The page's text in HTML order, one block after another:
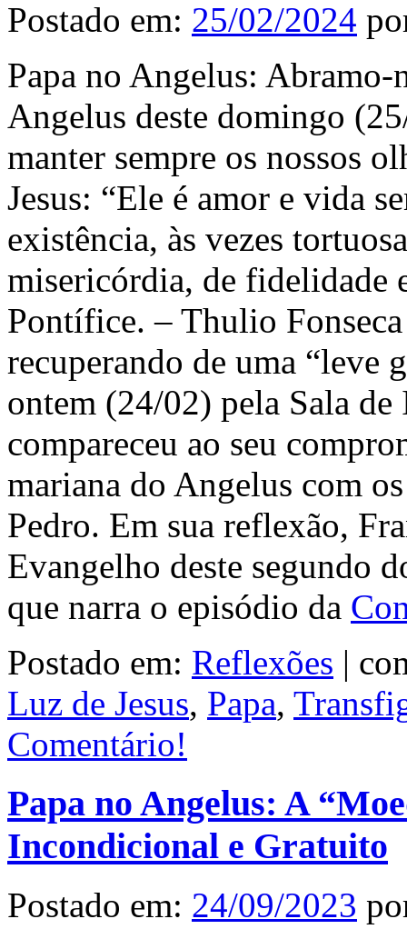
Postado em: 25/02/2024
Papa no Angelus: Abramo-
Angelus deste domingo
manter sempre os nossos
Jesus: “Ele é amor e vida
existência, às vezes
misericórdia, de fidelidade
Pontífice. – Thulio
recuperando de uma “leve
ontem (24/02) pela Sala
compareceu ao seu
mariana do Angelus com
Pedro. Em sua reflexão,
Evangelho deste segundo
que narra o episódio da
Postado em: Reflexões |
Luz de Jesus, Papa,
Comentário!
Papa no Angelus: A
Incondicional e Gratuito
Postado em: 24/09/2023